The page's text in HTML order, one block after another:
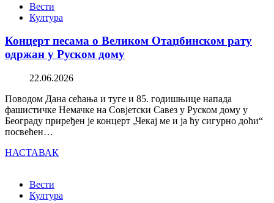
Вести
Култура
Концерт песама о Великом Отаџбинском рату
одржан у Руском дому
22.06.2026
Поводом Дана сећања и туге и 85. годишњице напада
фашистичке Немачке на Совјетски Савез у Руском дому у
Београду приређен је концерт „Чекај ме и ја ћу сигурно доћи“
посвећен…
НАСТАВАК
Вести
Култура